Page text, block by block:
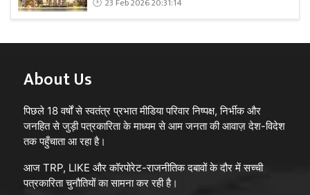
23 Feb 2026 20:31:14
About Us
पिछले 18 वर्षों से स्वतंत्र प्रभात मीडिया परिवार निष्पक्ष, निर्भीक और
जनहित से जुड़ी पत्रकारिता के माध्यम से आम जनता की आवाज़ देश-विदेश
तक पहुँचाता आ रहा है।
आज TRP, LIKE और कॉरपोरेट-राजनीतिक दबावों के दौर में सच्ची
पत्रकारिता चुनौतियों का सामना कर रही है।